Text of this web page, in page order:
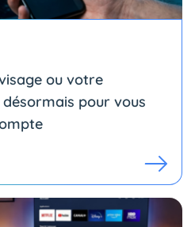
ou votre
pour vous